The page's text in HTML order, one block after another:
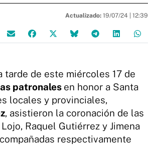
Actualizado: 19/07/24 | 12:39
tarde de este miércoles 17 de
patronales en honor a Santa
locales y provinciales,
, asistieron la coronación de las
Lojo, Raquel Gutiérrez y Jimena
respectivamente